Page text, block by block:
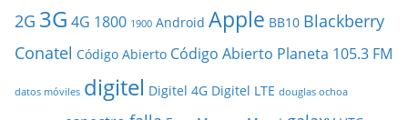
2G 3G 4G 1800 1900 Android Apple BB10 Blackberry
Conatel Código Abierto Código Abierto Planeta 105.3 FM
datos móviles digitel Digitel 4G Digitel LTE douglas ochoa